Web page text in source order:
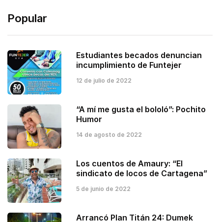
Popular
Estudiantes becados denuncian
incumplimiento de Funtejer
12 de julio de 2022
“A mí me gusta el bololó”: Pochito
Humor
14 de agosto de 2022
Los cuentos de Amaury: “El
sindicato de locos de Cartagena”
5 de junio de 2022
Arrancó Plan Titán 24: Dumek